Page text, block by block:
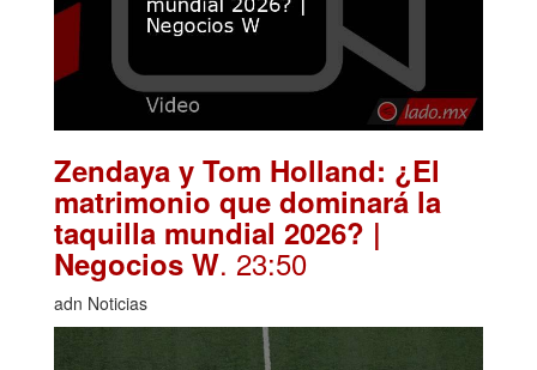
Zendaya y Tom Holland: ¿El
matrimonio que dominará la
taquilla mundial 2026? |
Negocios W. 23:50
adn Noticias